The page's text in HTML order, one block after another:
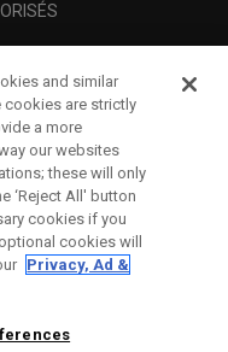
and similar
cookies are strictly
a more
our websites
these will only
‘Reject All' button
cookies if you
cookies will
Privacy, Ad &